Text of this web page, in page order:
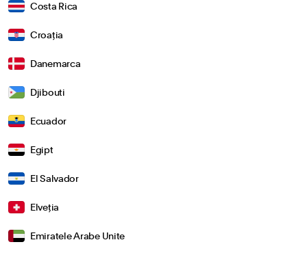
Costa Rica
Croația
Danemarca
Djibouti
Ecuador
Egipt
El Salvador
Elveția
Emiratele Arabe Unite